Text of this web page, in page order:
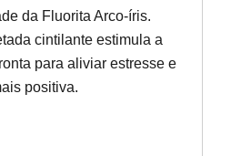
da Fluorita Arco-íris.
cintilante estimula a
para aliviar estresse e
positiva.